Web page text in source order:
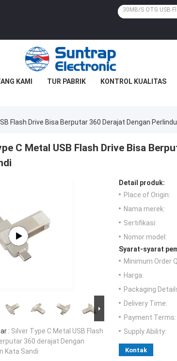
KAMI TUR PABRIK KONTROL KUALITAS
Flash Drive Bisa Berputar 360 Derajat Dengan
C Metal USB Flash Drive Bisa
: Silver Type C Metal USB Flash
360 derajat Dengan
Kata Sandi
Detail produk:
Place of Origin:
Nama merek:
Sertifikasi:
Nomor model:
Syarat-syarat
Minimum Order
Harga:
Packaging
Delivery Time:
Payment Terms:
Supply Ability:
Kontak